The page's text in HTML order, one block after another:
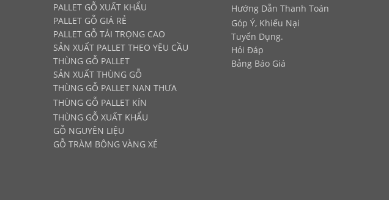
PALLET GỖ XUẤT KHẨU
PALLET GỖ GIÁ RẺ
PALLET GỖ TẢI TRỌNG CAO
SẢN XUẤT PALLET THEO YÊU CẦU
THÙNG GỖ PALLET
SẢN XUẤT THÙNG GỖ
THÙNG GỖ PALLET NAN THƯA
THÙNG GỖ PALLET KÍN
THÙNG GỖ XUẤT KHẨU
GỖ NGUYÊN LIỆU
GỖ TRÀM BÔNG VÀNG XẺ
Hướng Dẫn Thanh Toán
Góp Ý, Khiếu Nại
Tuyển Dụng.
Hỏi Đáp
Bảng Báo Giá